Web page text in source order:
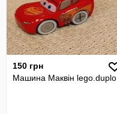
150 грн
Машина Маквін lego.duplo